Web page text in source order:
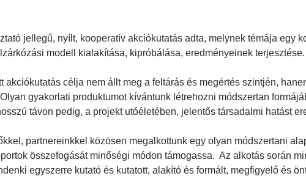
jellegű, nyílt, kooperatív akciókutatás adta, melynek témája egy
modell kialakítása, kipróbálása, eredményeinek terjesztése.
akciókutatás célja nem állt meg a feltárás és megértés szintjén,
gyakorlati produktumot kívántunk létrehozni módszertan
távon pedig, a projekt utóéletében, jelentős társadalmi hatást
partnereinkkel közösen megalkottunk egy olyan módszertani
összefogását minőségi módon támogassa. Az alkotás során
egyszerre kutató és kutatott, alakító és formált, megfigyelő és